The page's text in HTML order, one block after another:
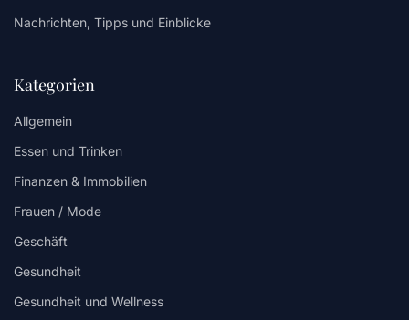
Nachrichten, Tipps und Einblicke
Kategorien
Allgemein
Essen und Trinken
Finanzen & Immobilien
Frauen / Mode
Geschäft
Gesundheit
Gesundheit und Wellness